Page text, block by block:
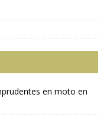
en moto en